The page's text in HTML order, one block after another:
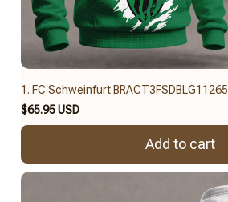
1. FC Schweinfurt BRACT3FSDBLG11265
$65.95 USD
Add to cart